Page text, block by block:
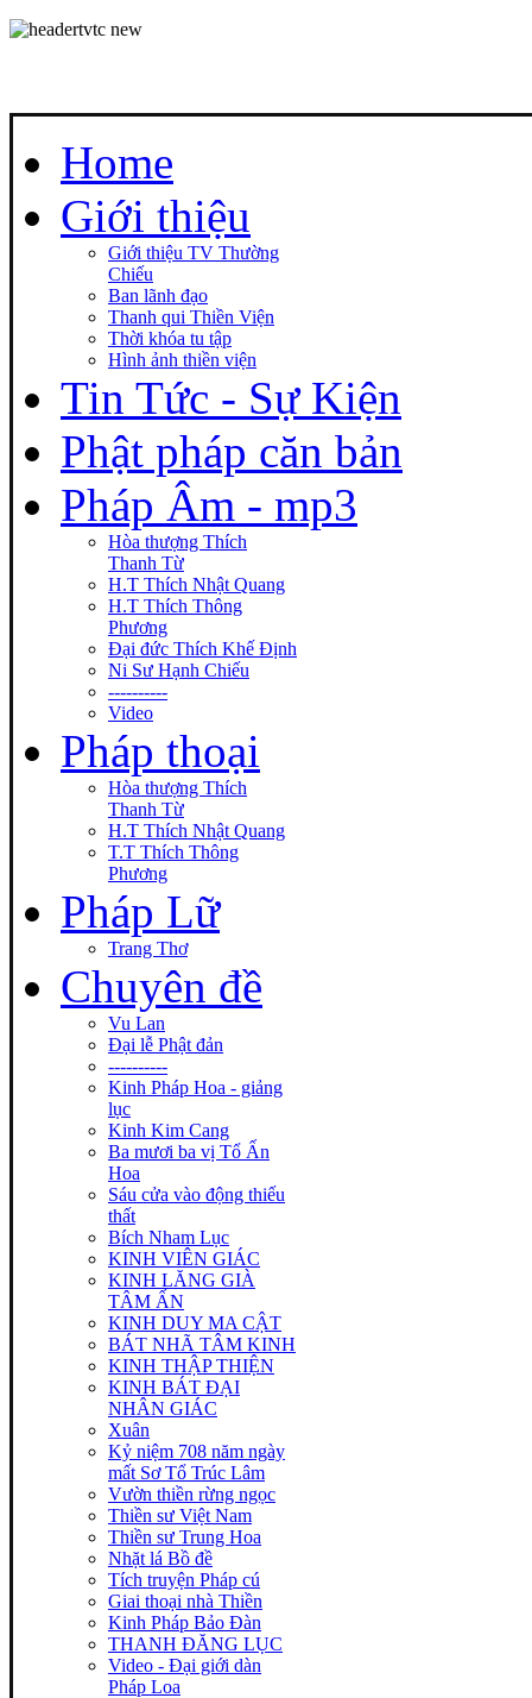
Home
Giới thiệu
Giới thiệu TV Thường
Chiếu
Ban lãnh đạo
Thanh qui Thiền Viện
Thời khóa tu tập
Hình ảnh thiền viện
Tin Tức - Sự Kiện
Phật pháp căn bản
Pháp Âm - mp3
Hòa thượng Thích
Thanh Từ
H.T Thích Nhật Quang
H.T Thích Thông
Phương
Đại đức Thích Khế Định
Ni Sư Hạnh Chiếu
----------
Video
Pháp thoại
Hòa thượng Thích
Thanh Từ
H.T Thích Nhật Quang
T.T Thích Thông
Phương
Pháp Lữ
Trang Thơ
Chuyên đề
Vu Lan
Đại lễ Phật đản
----------
Kinh Pháp Hoa - giảng
lục
Kinh Kim Cang
Ba mươi ba vị Tổ Ấn
Hoa
Sáu cửa vào động thiếu
thất
Bích Nham Lục
KINH VIÊN GIÁC
KINH LĂNG GIÀ
TÂM ẤN
KINH DUY MA CẬT
BÁT NHÃ TÂM KINH
KINH THẬP THIỆN
KINH BÁT ĐẠI
NHÂN GIÁC
Xuân
Kỷ niệm 708 năm ngày
mất Sơ Tổ Trúc Lâm
Vườn thiền rừng ngọc
Thiền sư Việt Nam
Thiền sư Trung Hoa
Nhặt lá Bồ đề
Tích truyện Pháp cú
Giai thoại nhà Thiền
Kinh Pháp Bảo Đàn
THANH ĐĂNG LỤC
Video - Đại giới dàn
Pháp Loa